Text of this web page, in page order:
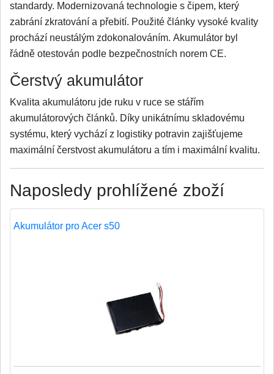
standardy. Modernizovaná technologie s čipem, který
zabrání zkratování a přebití. Použité články vysoké kvality
prochází neustálým zdokonalováním. Akumulátor byl
řádně otestován podle bezpečnostních norem CE.
Čerstvý akumulátor
Kvalita akumulátoru jde ruku v ruce se stářím
akumulátorových článků. Díky unikátnímu skladovému
systému, který vychází z logistiky potravin zajišťujeme
maximální čerstvost akumulátoru a tím i maximální kvalitu.
Naposledy prohlížené zboží
Akumulátor pro Acer s50